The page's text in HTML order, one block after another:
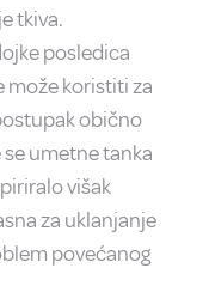
tkiva.
posledica
može koristiti za
obično
umetne tanka
višak
za uklanjanje
povećanog